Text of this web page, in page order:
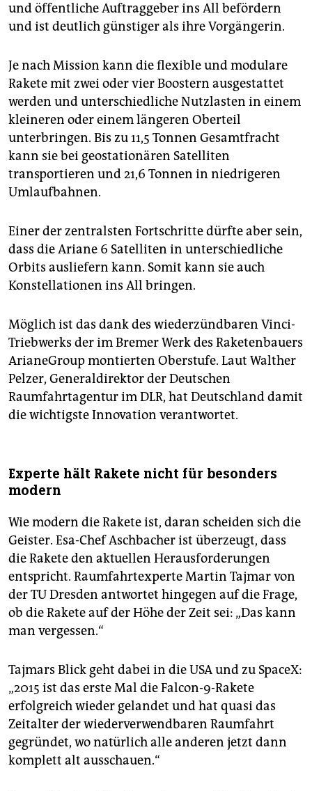
und öffentliche Auftraggeber ins All befördern
und ist deutlich günstiger als ihre Vorgängerin.
Je nach Mission kann die flexible und modulare
Rakete mit zwei oder vier Boostern ausgestattet
werden und unterschiedliche Nutzlasten in einem
kleineren oder einem längeren Oberteil
unterbringen. Bis zu 11,5 Tonnen Gesamtfracht
kann sie bei geostationären Satelliten
transportieren und 21,6 Tonnen in niedrigeren
Umlaufbahnen.
Einer der zentralsten Fortschritte dürfte aber sein,
dass die Ariane 6 Satelliten in unterschiedliche
Orbits ausliefern kann. Somit kann sie auch
Konstellationen ins All bringen.
Möglich ist das dank des wiederzündbaren Vinci-
Triebwerks der im Bremer Werk des Raketenbauers
ArianeGroup montierten Oberstufe. Laut Walther
Pelzer, Generaldirektor der Deutschen
Raumfahrtagentur im DLR, hat Deutschland damit
die wichtigste Innovation verantwortet.
Experte hält Rakete nicht für besonders
modern
Wie modern die Rakete ist, daran scheiden sich die
Geister. Esa-Chef Aschbacher ist überzeugt, dass
die Rakete den aktuellen Herausforderungen
entspricht. Raumfahrtexperte Martin Tajmar von
der TU Dresden antwortet hingegen auf die Frage,
ob die Rakete auf der Höhe der Zeit sei: „Das kann
man vergessen.“
Tajmars Blick geht dabei in die USA und zu SpaceX:
„2015 ist das erste Mal die Falcon-9-Rakete
erfolgreich wieder gelandet und hat quasi das
Zeitalter der wiederverwendbaren Raumfahrt
gegründet, wo natürlich alle anderen jetzt dann
komplett alt ausschauen.“